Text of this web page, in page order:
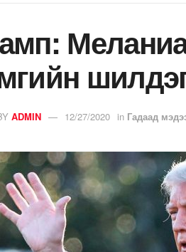
ADMIN 12/27/2020 in Гадаад